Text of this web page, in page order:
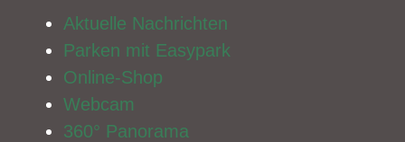
Aktuelle Nachrichten
Parken mit Easypark
Online-Shop
Webcam
360° Panorama